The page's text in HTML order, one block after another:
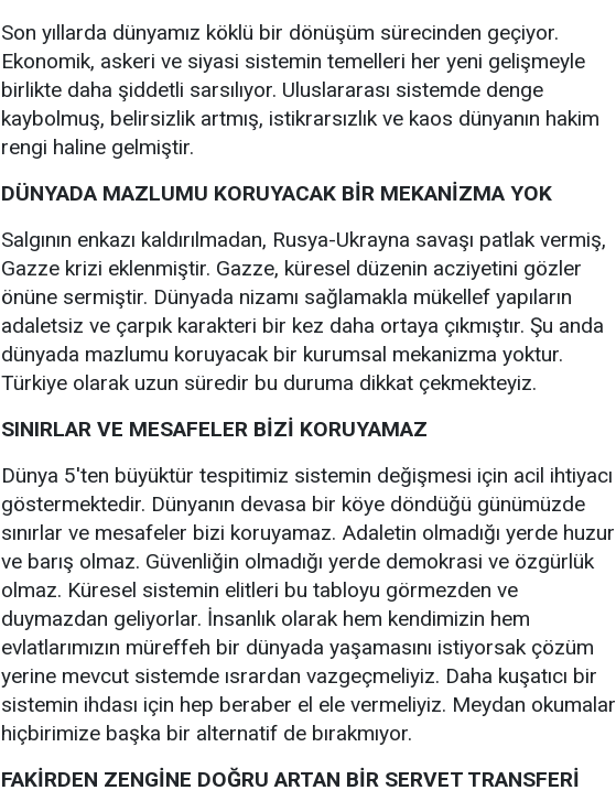
Son yıllarda dünyamız köklü bir dönüşüm sürecinden geçiyor.
Ekonomik, askeri ve siyasi sistemin temelleri her yeni gelişmeyle
birlikte daha şiddetli sarsılıyor. Uluslararası sistemde denge
kaybolmuş, belirsizlik artmış, istikrarsızlık ve kaos dünyanın hakim
rengi haline gelmiştir.
DÜNYADA MAZLUMU KORUYACAK BİR MEKANİZMA YOK
Salgının enkazı kaldırılmadan, Rusya-Ukrayna savaşı patlak vermiş,
Gazze krizi eklenmiştir. Gazze, küresel düzenin acziyetini gözler
önüne sermiştir. Dünyada nizamı sağlamakla mükellef yapıların
adaletsiz ve çarpık karakteri bir kez daha ortaya çıkmıştır. Şu anda
dünyada mazlumu koruyacak bir kurumsal mekanizma yoktur.
Türkiye olarak uzun süredir bu duruma dikkat çekmekteyiz.
SINIRLAR VE MESAFELER BİZİ KORUYAMAZ
Dünya 5'ten büyüktür tespitimiz sistemin değişmesi için acil ihtiyacı
göstermektedir. Dünyanın devasa bir köye döndüğü günümüzde
sınırlar ve mesafeler bizi koruyamaz. Adaletin olmadığı yerde huzur
ve barış olmaz. Güvenliğin olmadığı yerde demokrasi ve özgürlük
olmaz. Küresel sistemin elitleri bu tabloyu görmezden ve
duymazdan geliyorlar. İnsanlık olarak hem kendimizin hem
evlatlarımızın müreffeh bir dünyada yaşamasını istiyorsak çözüm
yerine mevcut sistemde ısrardan vazgeçmeliyiz. Daha kuşatıcı bir
sistemin ihdası için hep beraber el ele vermeliyiz. Meydan okumalar
hiçbirimize başka bir alternatif de bırakmıyor.
FAKİRDEN ZENGİNE DOĞRU ARTAN BİR SERVET TRANSFERİ